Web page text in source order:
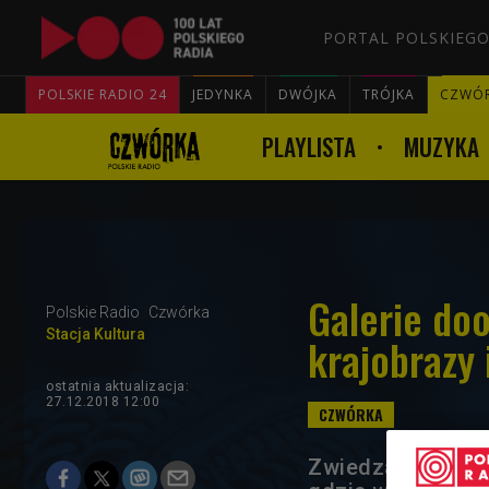
PORTAL
POLSKIE RADIO 24 JEDYNKA DWÓJKA TRÓJKA
PLAYLISTA MUZYKA
Polskie Radio
Czwórka
Stacja Kultura
Galerie
krajobrazy
ostatnia aktualizacja:
27.12.2018 12:00
Zwiedzanie